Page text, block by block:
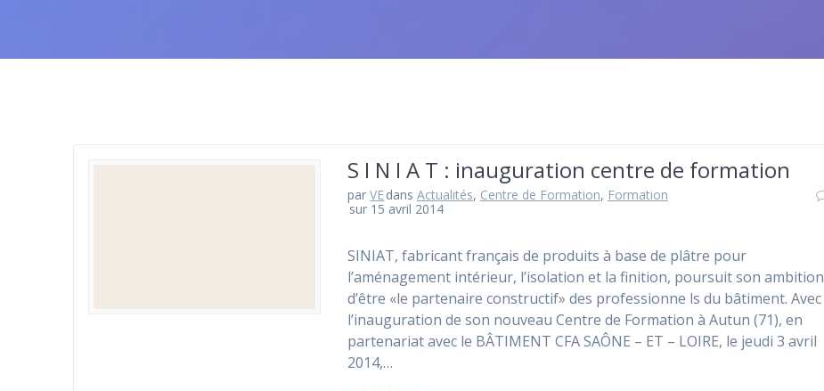
S I N I A T : inauguration centre de formation
parVEdans Actualités, Centre de Formation, Formation
sur 15 avril 2014
SINIAT, fabricant français de produits à base de plâtre pour
l’aménagement intérieur, l’isolation et la finition, poursuit son ambition
d’être «le partenaire constructif» des professionne ls du bâtiment. Avec
l’inauguration de son nouveau Centre de Formation à Autun (71), en
partenariat avec le BÂTIMENT CFA SAÔNE – ET – LOIRE, le jeudi 3 avril
2014,…